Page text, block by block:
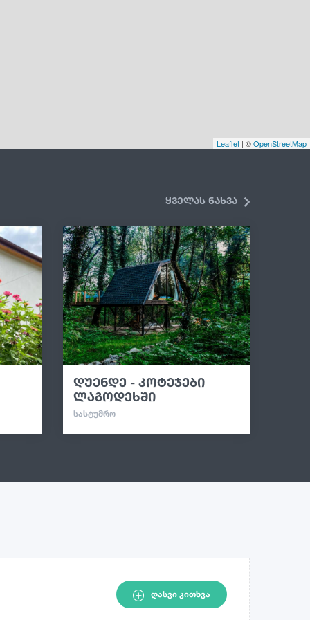
Leaflet | ©OpenStreetMap
ყველას ნახვა
დუენდე - კოტეჯები
ლაგოდეხში
ᲡᲐᲡᲢᲣᲛᲠᲝ
ᲓᲐᲡᲕᲘ ᲙᲘᲗᲮᲕᲐ